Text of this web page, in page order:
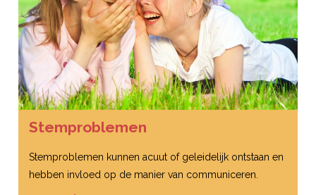
Stemproblemen
Stemproblemen kunnen acuut of geleidelijk ontstaan en
hebben invloed op de manier van communiceren.